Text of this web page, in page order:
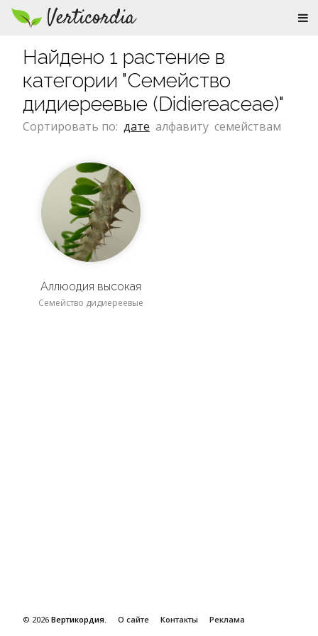
Verticordia
Найдено 1 растение в
категории "Семейство
дидиереевые (Didiereaceae)"
Сортировать по: дате алфавиту семействам
Аллюодия высокая
Семейство дидиереевые
© 2026 Вертикордия. О сайте Контакты Реклама